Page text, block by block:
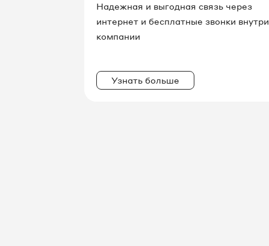
Надежная и выгодная связь через
интернет и бесплатные звонки внутри
компании
Узнать больше